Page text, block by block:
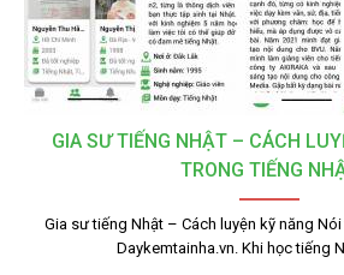
GIA SƯ TIẾNG NHẬT – CÁCH
TRONG TIẾNG
Gia sư tiếng Nhật – Cách luyện kỹ năng
Daykemtainha.vn. Khi học tiếng